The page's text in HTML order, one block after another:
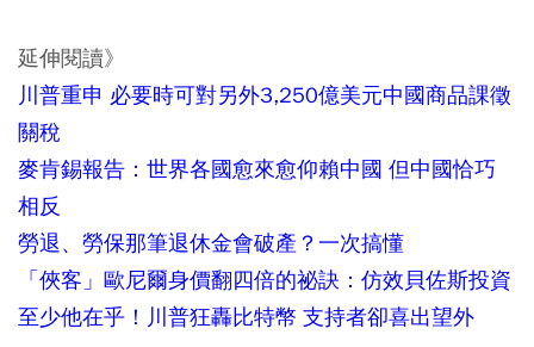
延伸閱讀》
川普重申 必要時可對另外3,250億美元中國商品課徵
關稅
麥肯錫報告：世界各國愈來愈仰賴中國 但中國恰巧
相反
勞退、勞保那筆退休金會破產？一次搞懂
「俠客」歐尼爾身價翻四倍的祕訣：仿效貝佐斯投資
至少他在乎！川普狂轟比特幣 支持者卻喜出望外